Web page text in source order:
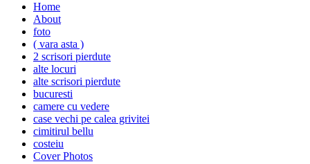
Home
About
foto
( vara asta )
2 scrisori pierdute
alte locuri
alte scrisori pierdute
bucuresti
camere cu vedere
case vechi pe calea grivitei
cimitirul bellu
costeiu
Cover Photos